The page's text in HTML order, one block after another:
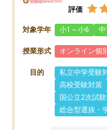
評価
対象学年 小1～小6
授業形式 オンライン個
目的 私立中学受験
高校受験対策
国公立2次試
総合型選抜・